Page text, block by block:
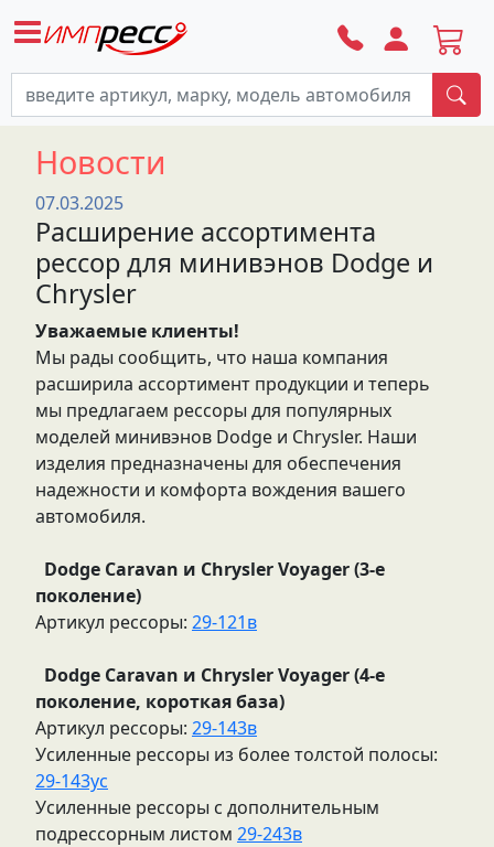
Новости
07.03.2025
Расширение ассортимента
рессор для минивэнов Dodge и
Chrysler
Уважаемые клиенты!
Мы рады сообщить, что наша компания
расширила ассортимент продукции и теперь
мы предлагаем рессоры для популярных
моделей минивэнов Dodge и Chrysler. Наши
изделия предназначены для обеспечения
надежности и комфорта вождения вашего
автомобиля.
Dodge Caravan и Chrysler Voyager (3-е
поколение)
Артикул рессоры: 29-121в
Dodge Caravan и Chrysler Voyager (4-е
поколение, короткая база)
Артикул рессоры: 29-143в
Усиленные рессоры из более толстой полосы:
29-143ус
Усиленные рессоры с дополнительным
подрессорным листом 29-243в